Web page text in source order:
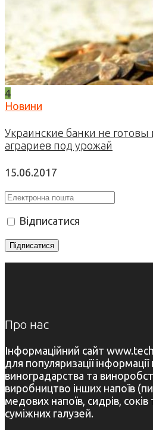
4
Новини
Украинские банки не готовы
аграриев под урожай
15.06.2017
Відписатися
Про нас
Інформаційний сайт
для популяризації
виноградарства та
виробництво інших напоїв
медових напоїв, сидрів,
суміжних галузей.